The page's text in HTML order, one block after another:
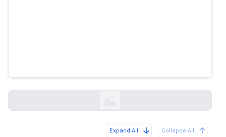
Expand All Collapse All